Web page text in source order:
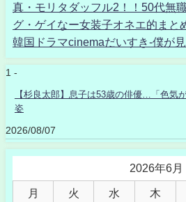
真・モリタダッフル2！！50代無
グ・ゲイなー女装子オネエ的まと
韓国ドラマcinemaだいすき-僕が
1 -
【杉良太郎】息子は53歳の俳優…「色気
姿
2026/08/07
2026年6月
月 火 水 木